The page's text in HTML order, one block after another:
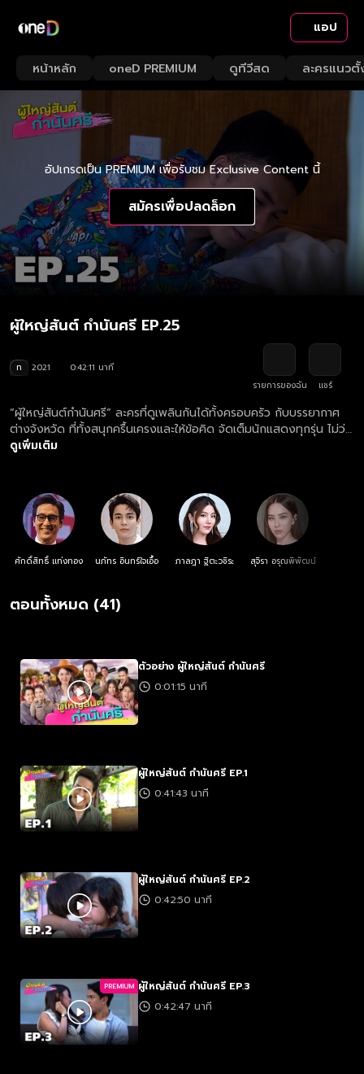
แอป
หน้าหลัก oneD PREMIUM ดูทีวีสด ละครแนวตั้
อัปเกรดเป็น PREMIUM เพื่อรับชม Exclusive Content นี้
สมัครเพื่อปลดล็อก
ผู้ใหญ่สันต์ กำนันศรี EP.25
ท 2021
0:42:11 นาที
รายการของฉัน
แชร์
“ผู้ใหญ่สันต์กํานันศรี” ละครที่ดูเพลินกันได้ทั้งครอบครัว กับบรรยากาศ
ต่างจังหวัด ที่ทั้งสนุกครื้นเครงและให้ข้อคิด จัดเต็มนักแสดงทุกรุ่น ไม่ว่า
จะเป็นรุ่นใหญ่อย่าง “แท่ง ศักดิ์สิทธิ์” กับ “นุ้ย สุจิรา” และรุ่นเล็กอย่าง
ครอบครัวผู้นำชุมชนคู่กัด ที่ต้องเผชิญหน้ากับเจ้าของโรงสีผู้ไม่ยอมให้
ชุมชนพัฒนาเพราะขัดกับผลประโยชน์ของตนเอง นี่คือการต่อสู้ของชาว
บ้านที่จะไม่ยอมศิโรราบต่อเหล่านายทุนตัวร้าย
ดูเพิ่มเติม
ศักดิ์สิทธิ์ แท่งทอง นภัทร อินทร์ใจเอื้อ ภาลฎา ฐิตะวชิระ สุจิรา อรุณพิพัฒน์
ตอนทั้งหมด (41)
ตัวอย่าง ผู้ใหญ่สันต์ กำนันศรี
0:01:15 นาที
ผู้ใหญ่สันต์ กำนันศรี EP.1
0:41:43 นาที
ผู้ใหญ่สันต์ กำนันศรี EP.2
0:42:50 นาที
PREMIUM ผู้ใหญ่สันต์ กำนันศรี EP.3
0:42:47 นาที